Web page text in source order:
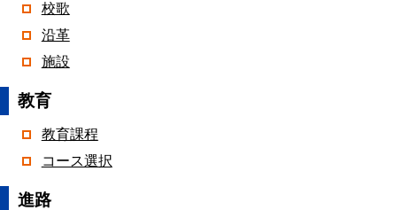
校歌
沿革
施設
教育
教育課程
コース選択
進路